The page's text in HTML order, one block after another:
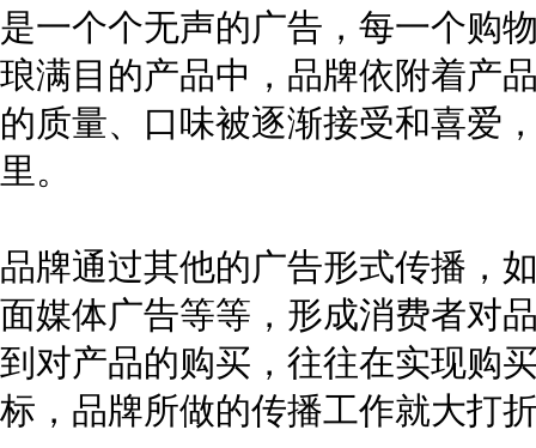
是一个个无声的广告，每一个购
琅满目的产品中，品牌依附着产
的质量、口味被逐渐接受和喜爱
里。
品牌通过其他的广告形式传播，
面媒体广告等等，形成消费者对
到对产品的购买，往往在实现购
标，品牌所做的传播工作就大打